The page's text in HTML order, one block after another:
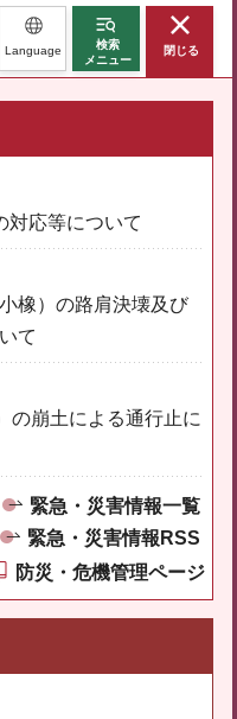
Language
検索
メニュー
閉じる
対応等について
橡）の路肩決壊及び
て
の崩土による通行止に
緊急・災害情報一覧
緊急・災害情報RSS
防災・危機管理ページ